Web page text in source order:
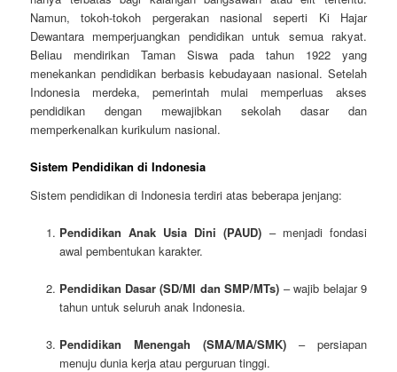
Namun, tokoh-tokoh pergerakan nasional seperti Ki Hajar
Dewantara memperjuangkan pendidikan untuk semua rakyat.
Beliau mendirikan Taman Siswa pada tahun 1922 yang
menekankan pendidikan berbasis kebudayaan nasional. Setelah
Indonesia merdeka, pemerintah mulai memperluas akses
pendidikan dengan mewajibkan sekolah dasar dan
memperkenalkan kurikulum nasional.
Sistem Pendidikan di Indonesia
Sistem pendidikan di Indonesia terdiri atas beberapa jenjang:
Pendidikan Anak Usia Dini (PAUD) – menjadi fondasi
awal pembentukan karakter.
Pendidikan Dasar (SD/MI dan SMP/MTs) – wajib belajar 9
tahun untuk seluruh anak Indonesia.
Pendidikan Menengah (SMA/MA/SMK)– persiapan
menuju dunia kerja atau perguruan tinggi.